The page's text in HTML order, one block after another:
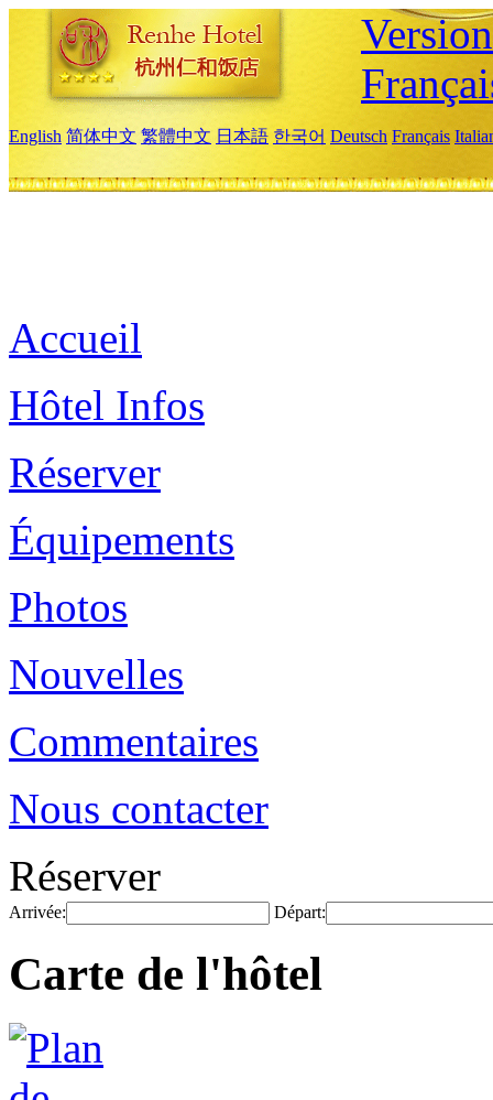
English 简体中文 繁體中文 日本語 한국어 Deutsch Français
Accueil
Hôtel Infos
Réserver
Équipements
Photos
Nouvelles
Commentaires
Nous contacter
Réserver
Arrivée: Départ:
Carte de l'hôtel